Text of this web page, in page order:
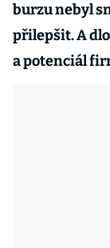
burzu nebyl
přilepšit. A
a potenciál